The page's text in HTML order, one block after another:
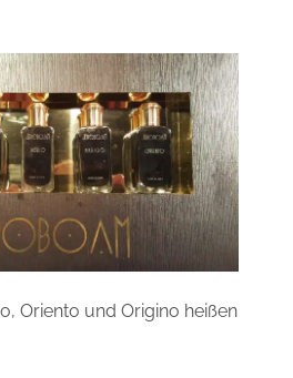
Oriento und Origino heißen